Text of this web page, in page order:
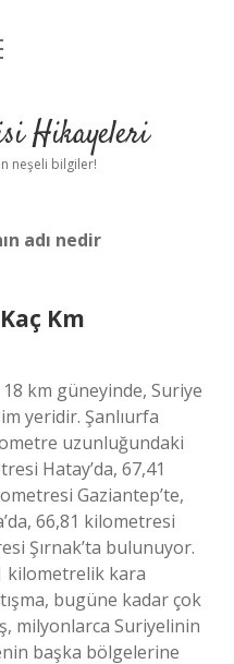
Hikayeleri
neşeli bilgiler!
adı nedir
Km
18 km güneyinde, Suriye
yeridir. Şanlıurfa
uzunluğundaki
Hatay’da, 67,41
Gaziantep’te,
66,81 kilometresi
Şırnak’ta bulunuyor.
kilometrelik kara
bugüne kadar çok
milyonlarca Suriyelinin
başka bölgelerine